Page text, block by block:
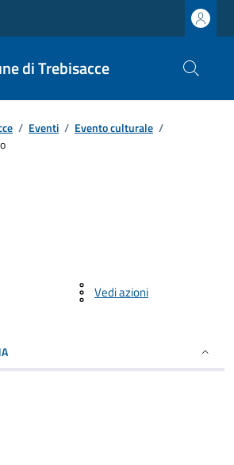
di Trebisacce
/ Eventi / Evento culturale /
Vedi azioni